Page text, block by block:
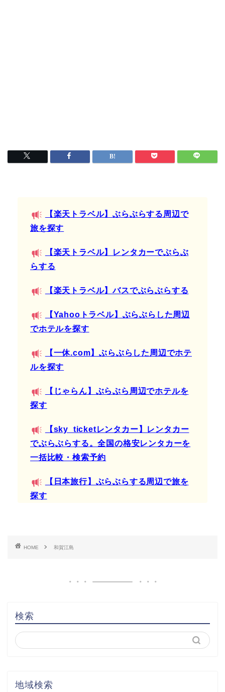
【楽天トラベル】ぶらぶらする周辺で
旅を探す
【楽天トラベル】レンタカーでぶらぶ
らする
【楽天トラベル】バスでぶらぶらする
【Yahooトラベル】ぶらぶらした周辺
でホテルを探す
【一休.com】ぶらぶらした周辺でホテ
ルを探す
【じゃらん】ぶらぶら周辺でホテルを
探す
【sky_ticketレンタカー】レンタカー
でぶらぶらする。全国の格安レンタカーを
一括比較・検索予約
【日本旅行】ぶらぶらする周辺で旅を
探す
HOME 和賀江島
検索
地域検索